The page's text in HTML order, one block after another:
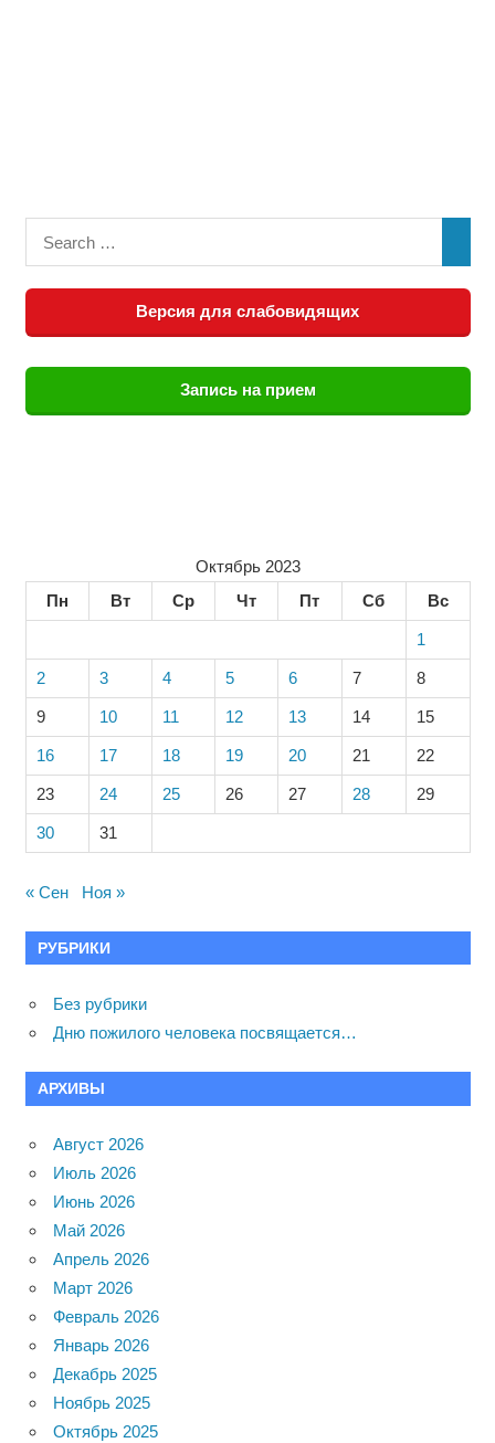
Версия для слабовидящих
Запись на прием
Октябрь 2023
Пн
Вт Ср Чт Пт Сб Вс
1
2 3 4 5 6 7 8
9 10 11 12 13 14 15
16 17 18 19 20 21 22
23 24 25 26 27 28 29
30 31
« Сен Ноя »
РУБРИКИ
Без рубрики
Дню пожилого человека посвящается…
АРХИВЫ
Август 2026
Июль 2026
Июнь 2026
Май 2026
Апрель 2026
Март 2026
Февраль 2026
Январь 2026
Декабрь 2025
Ноябрь 2025
Октябрь 2025